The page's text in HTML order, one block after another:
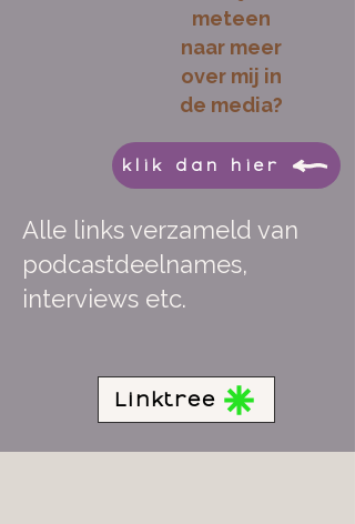
meteen
naar meer
over mij in
de media?
klik dan hier
Alle links verzameld van
podcastdeelnames,
interviews etc.
Linktree